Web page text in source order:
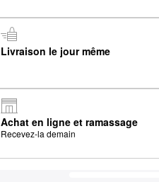
Livraison le jour même
Achat en ligne et ramassage
Recevez-la demain